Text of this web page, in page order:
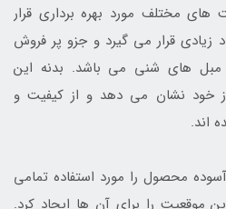
های مختلف مورد بهره برداری قرار
زیادی قرار می گیرد و جزو پر فروش
مبل های شنی می باشد. بدنه این
خود نشان می دهد و از کیفیت و
اند.
محصول را مورد استفاده تمامی
موقعیت را برای آن ها ایجاد کرد.